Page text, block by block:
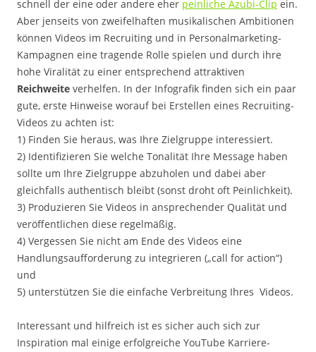
schnell der eine oder andere eher peinliche Azubi-Clip ein.
Aber jenseits von zweifelhaften musikalischen Ambitionen
können Videos im Recruiting und in Personalmarketing-
Kampagnen eine tragende Rolle spielen und durch ihre
hohe Viralität zu einer entsprechend attraktiven
Reichweite verhelfen. In der Infografik finden sich ein paar
gute, erste Hinweise worauf bei Erstellen eines Recruiting-
Videos zu achten ist:
1) Finden Sie heraus, was Ihre Zielgruppe interessiert.
2) Identifizieren Sie welche Tonalität Ihre Message haben
sollte um Ihre Zielgruppe abzuholen und dabei aber
gleichfalls authentisch bleibt (sonst droht oft Peinlichkeit).
3) Produzieren Sie Videos in ansprechender Qualität und
veröffentlichen diese regelmäßig.
4) Vergessen Sie nicht am Ende des Videos eine
Handlungsaufforderung zu integrieren („call for action“)
und
5) unterstützen Sie die einfache Verbreitung Ihres Videos.
Interessant und hilfreich ist es sicher auch sich zur
Inspiration mal einige erfolgreiche YouTube Karriere-